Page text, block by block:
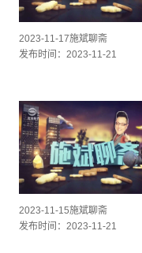
2023-11-17施斌聊斋
发布时间：2023-11-21
2023-11-15施斌聊斋
发布时间：2023-11-21